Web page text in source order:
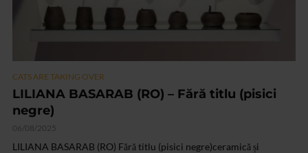
CATS ARE TAKING OVER
LILIANA BASARAB (RO) – Fără titlu (pisici
negre)
06/08/2025
LILIANA BASARAB (RO) Fără titlu (pisici negre)ceramică și